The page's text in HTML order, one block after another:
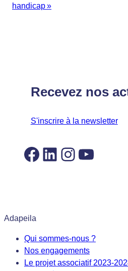
handicap »
Recevez nos
S'inscrire à la newsletter
Facebook
LinkedIn
Adapeila
Qui sommes-nous ?
Nos engagements
Le projet associatif 2023-